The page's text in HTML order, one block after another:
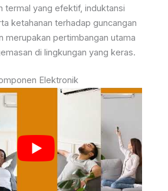
termal yang efektif, induktansi
ketahanan terhadap guncangan
merupakan pertimbangan utama
di lingkungan yang keras.
Elektronik